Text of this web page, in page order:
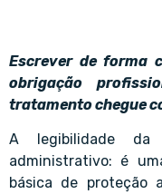
Escrever de forma
obrigação
tratamento chegue
A legibilidade
administrativo: é
básica de proteção